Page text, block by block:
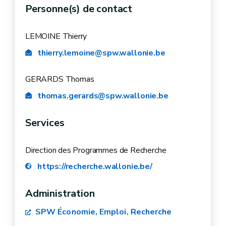
Personne(s) de contact
LEMOINE Thierry
thierry.lemoine@spw.wallonie.be
GERARDS Thomas
thomas.gerards@spw.wallonie.be
Services
Direction des Programmes de Recherche
https://recherche.wallonie.be/
Administration
SPW Économie, Emploi, Recherche